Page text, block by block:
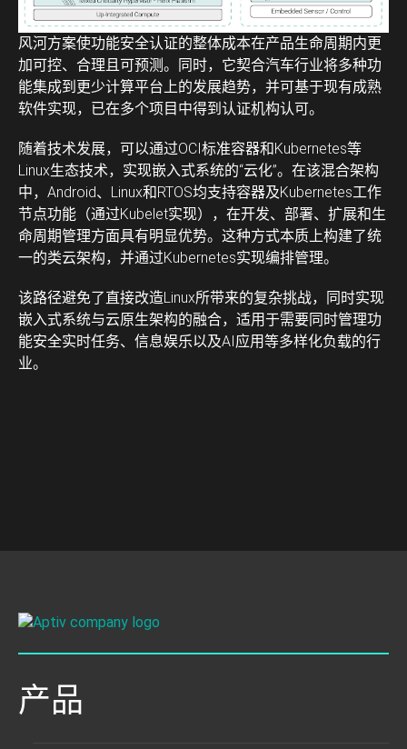
风河方案使功能安全认证的整体成本在产品生命周期内更
加可控、合理且可预测。同时，它契合汽车行业将多种功
能集成到更少计算平台上的发展趋势，并可基于现有成熟
软件实现，已在多个项目中得到认证机构认可。
随着技术发展，可以通过OCI标准容器和Kubernetes等
Linux生态技术，实现嵌入式系统的“云化”。在该混合架构
中，Android、Linux和RTOS均支持容器及Kubernetes工作
节点功能（通过Kubelet实现），在开发、部署、扩展和生
命周期管理方面具有明显优势。这种方式本质上构建了统
一的类云架构，并通过Kubernetes实现编排管理。
该路径避免了直接改造Linux所带来的复杂挑战，同时实现
嵌入式系统与云原生架构的融合，适用于需要同时管理功
能安全实时任务、信息娱乐以及AI应用等多样化负载的行
业。
产品